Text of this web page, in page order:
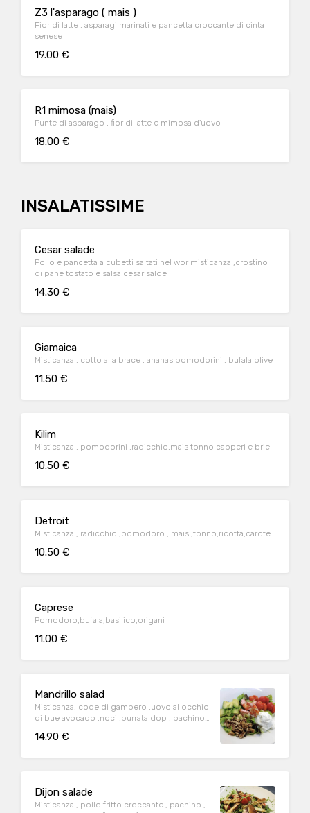
Z3 l'asparago ( mais )
Fior di latte , asparagi marinati e pancetta croccante di cinta
senese
19.00 €
R1 mimosa (mais)
Punte di asparago , fior di latte e mimosa d'uovo
18.00 €
INSALATISSIME
Cesar salade
Pollo e pancetta a cubetti saltati nel wor misticanza ,crostino
di pane tostato e salsa cesar salde
14.30 €
Giamaica
Misticanza , cotto alla brace , ananas pomodorini , bufala olive
11.50 €
Kilim
Misticanza , pomodorini ,radicchio,mais tonno capperi e brie
10.50 €
Detroit
Misticanza , radicchio ,pomodoro , mais ,tonno,ricotta,carote
10.50 €
Caprese
Pomodoro,bufala,basilico,origani
11.00 €
Mandrillo salad
Misticanza, code di gambero ,uovo al occhio
di bue avocado ,noci ,burrata dop , pachino
14.90 €
Dijon salade
Misticanza , pollo fritto croccante , pachino ,